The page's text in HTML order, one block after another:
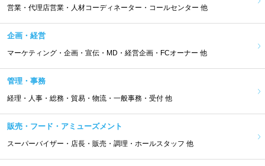
営業・代理店営業・人材コーディネーター・コールセンター 他
企画・経営
マーケティング・企画・宣伝・MD・経営企画・FCオーナー 他
管理・事務
経理・人事・総務・貿易・物流・一般事務・受付 他
販売・フード・アミューズメント
スーパーバイザー・店長・販売・調理・ホールスタッフ 他